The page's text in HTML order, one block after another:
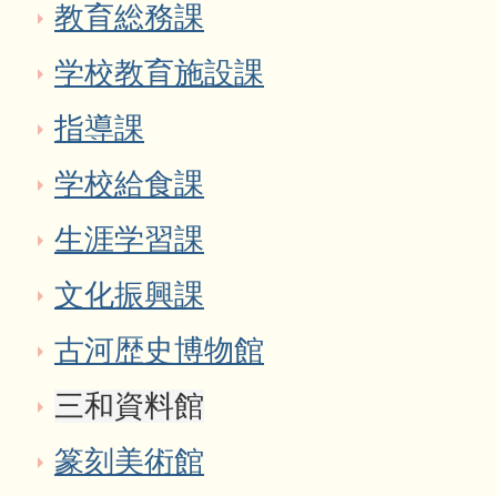
教育総務課
学校教育施設課
指導課
学校給食課
生涯学習課
文化振興課
古河歴史博物館
三和資料館
篆刻美術館